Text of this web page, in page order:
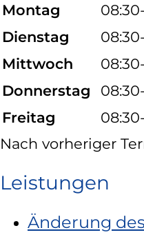
Montag
Dienstag
Mittwoch
Donnerstag
Freitag
Nach vorheriger
Leistungen
Änderung